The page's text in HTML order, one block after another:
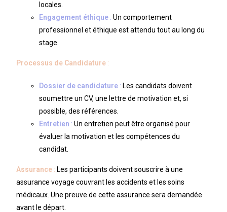
locales.
Engagement éthique : Un comportement
professionnel et éthique est attendu tout au long du
stage.
Processus de Candidature :
Dossier de candidature : Les candidats doivent
soumettre un CV, une lettre de motivation et, si
possible, des références.
Entretien : Un entretien peut être organisé pour
évaluer la motivation et les compétences du
candidat.
Assurance : Les participants doivent souscrire à une
assurance voyage couvrant les accidents et les soins
médicaux. Une preuve de cette assurance sera demandée
avant le départ.